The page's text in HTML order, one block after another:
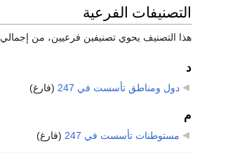
التصنيفات الفرعية
هذا التصنيف يحوي تصنيفين فرعيين، من إجمالي 2.
د
دول ومناطق تأسست في 247 (فارغ)
م
مستوطنات تأسست في 247 (فارغ)